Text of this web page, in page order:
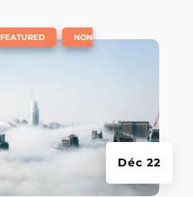
Déc 22
FEATURED
NON